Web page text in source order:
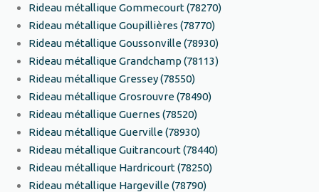
Rideau métallique Gommecourt (78270)
Rideau métallique Goupillières (78770)
Rideau métallique Goussonville (78930)
Rideau métallique Grandchamp (78113)
Rideau métallique Gressey (78550)
Rideau métallique Grosrouvre (78490)
Rideau métallique Guernes (78520)
Rideau métallique Guerville (78930)
Rideau métallique Guitrancourt (78440)
Rideau métallique Hardricourt (78250)
Rideau métallique Hargeville (78790)